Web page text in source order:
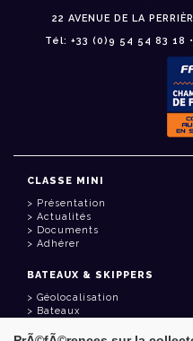
22 AVENUE DE LA
Tél: +33 (0)9 54 54 83 18 •
CLASSE MINI
Présentation
Actualités
Documents
Adhérer
BATEAUX & SKIPPERS
Géolocalisation
Bateaux